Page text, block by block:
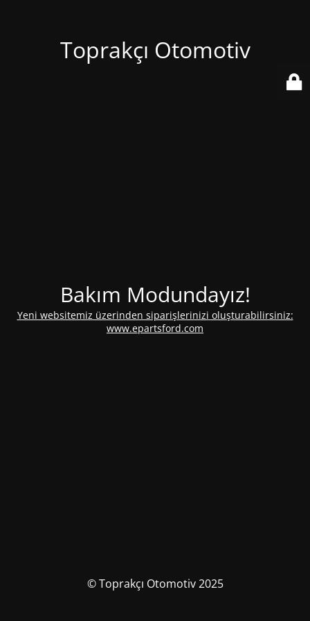
Toprakçı Otomotiv
Bakım Modundayız!
Yeni websitemiz üzerinden siparişlerinizi oluşturabilirsiniz:
www.epartsford.com
© Toprakçı Otomotiv 2025